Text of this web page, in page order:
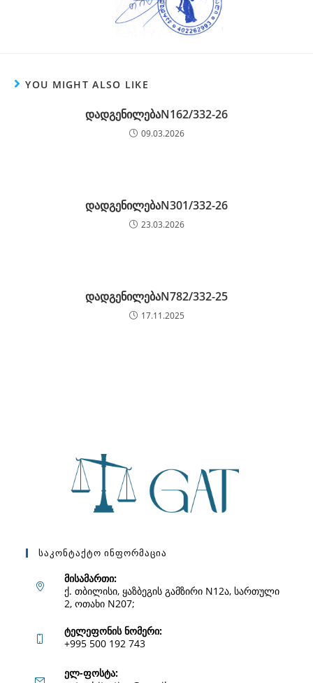
YOU MIGHT ALSO LIKE
დადგენილებაN162/332-26
09.03.2026
დადგენილებაN301/332-26
23.03.2026
დადგენილებაN782/332-25
17.11.2025
Საკონტაქტო Ინფორმაცია
მისამართი:
ქ. თბილისი, ყაზბეგის გამზირი N12ა, სართული
2, ოთახი N207;
ტელეფონის ნომერი:
+995 500 192 743
ელ-ფოსტა: